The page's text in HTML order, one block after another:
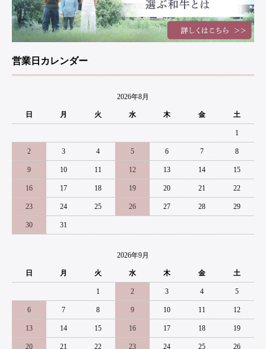
営業日カレンダー
2026年8月
日 月 火 水 木 金 土
1
2 3 4 5 6 7 8
9 10 11 12 13 14 15
16 17 18 19 20 21 22
23 24 25 26 27 28 29
30 31
2026年9月
日 月 火 水 木 金 土
1 2 3 4 5
6 7 8 9 10 11 12
13 14 15 16 17 18 19
20 21 22 23 24 25 26